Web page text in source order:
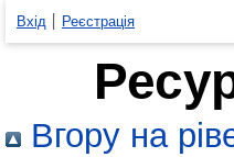
Вхід Реєстрація
Вгору на